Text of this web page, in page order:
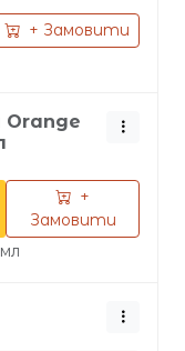
+ Замовити
Orange
+
Замовити
мл